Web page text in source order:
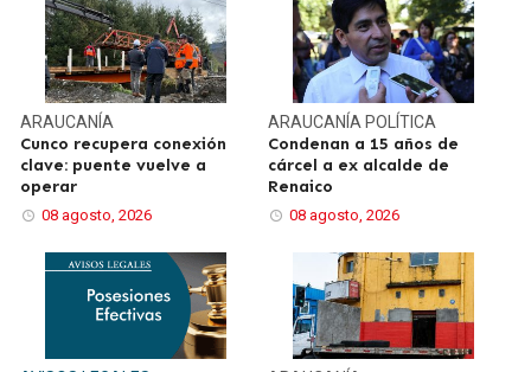
ARAUCANÍA
Cunco recupera conexión
clave: puente vuelve a
operar
08 agosto, 2026
ARAUCANÍA POLÍTICA
Condenan a 15 años de
cárcel a ex alcalde de
Renaico
08 agosto, 2026